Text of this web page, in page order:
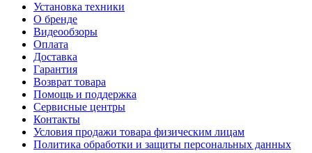
Установка техники
О бренде
Видеообзоры
Оплата
Доставка
Гарантия
Возврат товара
Помощь и поддержка
Сервисные центры
Контакты
Условия продажи товара физическим лицам
Политика обработки и защиты персональных данных